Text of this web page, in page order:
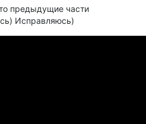
предыдущие части
Исправляюсь)